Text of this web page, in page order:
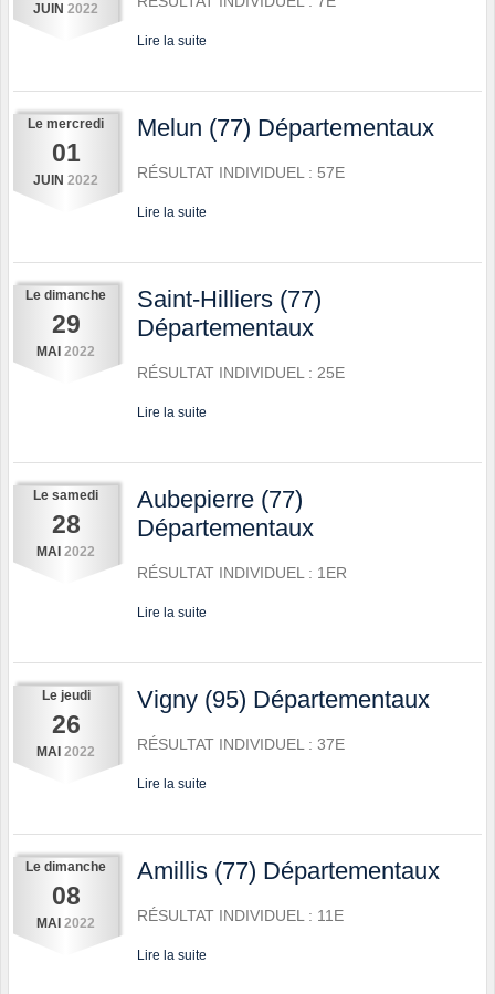
JUIN 2022
Lire la suite
Le mercredi
01
JUIN 2022
Melun (77) Départementaux
RÉSULTAT INDIVIDUEL : 57E
Lire la suite
Le dimanche
29
MAI 2022
Saint-Hilliers (77)
Départementaux
RÉSULTAT INDIVIDUEL : 25E
Lire la suite
Le samedi
28
MAI 2022
Aubepierre (77)
Départementaux
RÉSULTAT INDIVIDUEL : 1ER
Lire la suite
Le jeudi
26
MAI 2022
Vigny (95) Départementaux
RÉSULTAT INDIVIDUEL : 37E
Lire la suite
Le dimanche
08
MAI 2022
Amillis (77) Départementaux
RÉSULTAT INDIVIDUEL : 11E
Lire la suite